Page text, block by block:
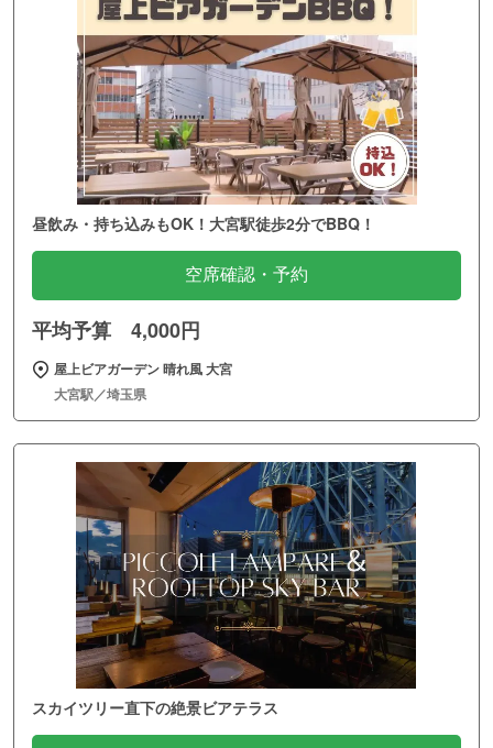
昼飲み・持ち込みもOK！大宮駅徒歩2分でBBQ！
空席確認・予約
平均予算 4,000円
屋上ビアガーデン 晴れ風 大宮
大宮駅／埼玉県
スカイツリー直下の絶景ビアテラス